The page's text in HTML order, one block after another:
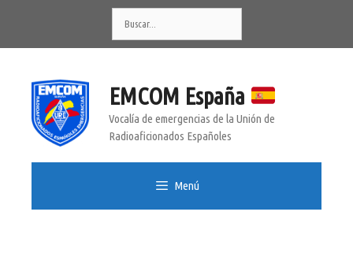
contenido
EMCOM España
Vocalía de emergencias de la Unión de
Radioaficionados Españoles
Menú